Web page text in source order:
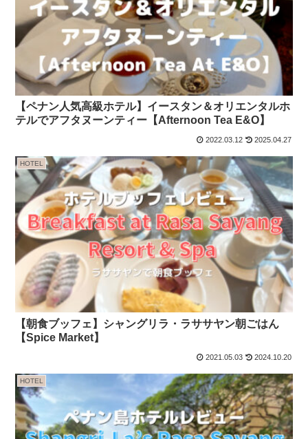
【ペナン人気高級ホテル】イースタン＆オリエンタルホ
テルでアフタヌーンティー【Afternoon Tea E&O】
2022.03.12 2025.04.27
HOTEL
【朝食ブッフェ】シャングリラ・ラササヤン朝ごはん
【Spice Market】
2021.05.03 2024.10.20
HOTEL